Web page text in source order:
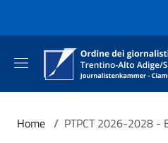
Briciole di pane
Home / PTPCT 2026-2028 -